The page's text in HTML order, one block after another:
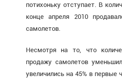
потихоньку отступает. В
конце апреля 2010
самолетов.
Несмотря на то, что
продажу самолетов
увеличились на 45% в первые